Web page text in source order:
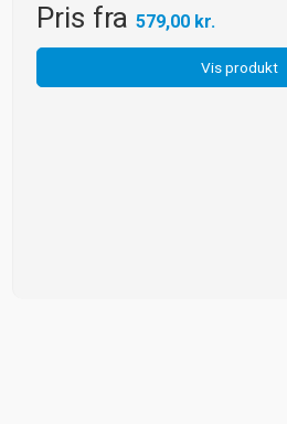
Pris fra579,00 kr.
Vis produkt